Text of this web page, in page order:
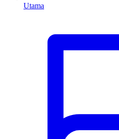
Utama